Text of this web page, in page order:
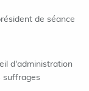
de séance
d'administration
suffrages